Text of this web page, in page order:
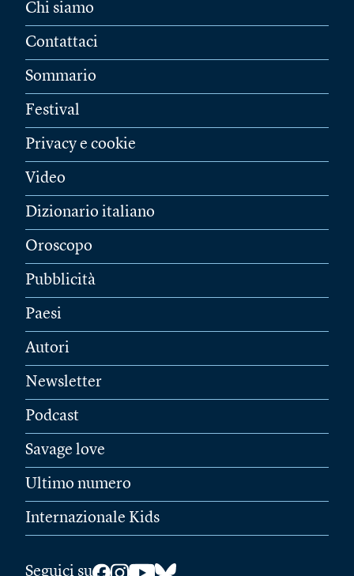
Chi siamo
Contattaci
Sommario
Festival
Privacy e cookie
Video
Dizionario italiano
Oroscopo
Pubblicità
Paesi
Autori
Newsletter
Podcast
Savage love
Ultimo numero
Internazionale Kids
Seguici su